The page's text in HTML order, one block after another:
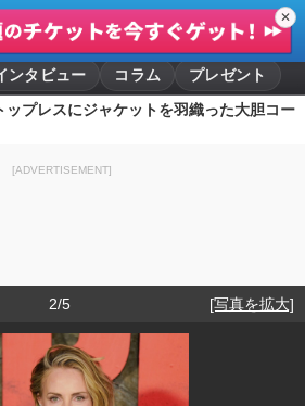
✕
ンタビュー コラム
プレゼント
ップレスにジャケットを羽織った大胆コー
[ADVERTISEMENT]
2/5 [写真を拡大]